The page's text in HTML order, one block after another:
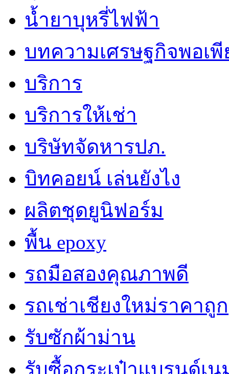
น้ำยาบุหรี่ไฟฟ้า
บทความเศรษฐกิจพอเพี
บริการ
บริการให้เช่า
บริษัทจัดหารปภ.
บิทคอยน์ เล่นยังไง
ผลิตชุดยูนิฟอร์ม
พื้น epoxy
รถมือสองคุณภาพดี
รถเช่าเชียงใหม่ราคาถูก
รับซักผ้าม่าน
รับซื้อกระเป๋าแบรนด์เน